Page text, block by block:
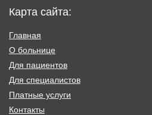
Карта сайта:
Главная
О больнице
Для пациентов
Для специалистов
Платные услуги
Контакты